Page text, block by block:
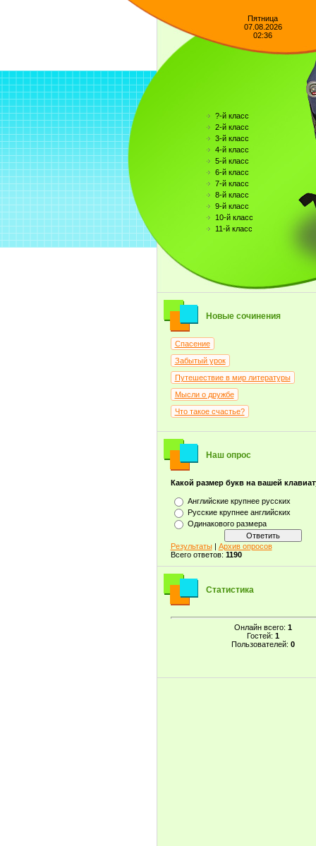
Пятница
07.08.2026
02:36
?-й класс
2-й класс
3-й класс
4-й класс
5-й класс
6-й класс
7-й класс
8-й класс
9-й класс
10-й класс
11-й класс
Новые сочинения
Спасение
Забытый урок
Путешествие в мир литературы
Мысли о дружбе
Что такое счастье?
Наш опрос
Какой размер букв на вашей
Английские крупнее русских
Русские крупнее английских
Одинакового размера
Результаты| Архив опросов
Всего ответов: 1190
Статистика
Онлайн всего: 1
Гостей: 1
Пользователей: 0